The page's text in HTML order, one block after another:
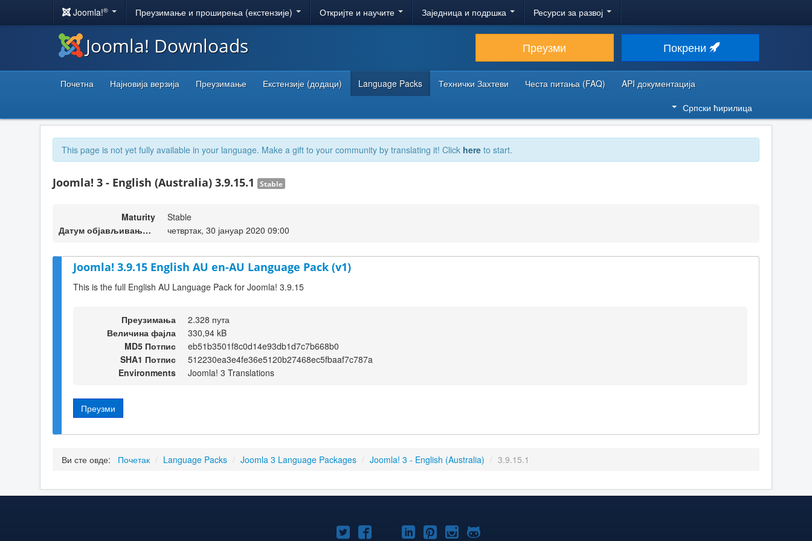
Joomla!® Преузимање и проширења (екстензије) Откријте и научите Заједница и подршка Ресурси за развој
Joomla! Downloads Преузми Покрени
Почетна Најновија верзија Преузимање Екстензије (додаци) Language Packs Технички Захтеви Честа питања (FAQ)
API документација
Српски ћирилица
This page is not yet fully available in your language. Make a gift to your community by translating it! Click here to start.
Joomla! 3 - English (Australia) 3.9.15.1 Stable
Maturity
Stable
Датум објављивања верзије
четвртак, 30 јануар 2020 09:00
Joomla! 3.9.15 English AU en-AU Language Pack (v1)
This is the full English AU Language Pack for Joomla! 3.9.15
Преузимања
2.328 пута
Величина фајла
330,94 kB
MD5 Потпис
eb51b3501f8c0d14e93db1d7c7b668b0
SHA1 Потпис
512230ea3e4fe36e5120b27468ec5fbaaf7c787a
Environments
Joomla! 3 Translations
Преузми
Ви сте овде: Почетак / Language Packs / Joomla 3 Language Packages / Joomla! 3 - English (Australia) / 3.9.15.1
Joomla!Joomla!Joomla!
Joomla!Joomla!
Joomla!Joomla!